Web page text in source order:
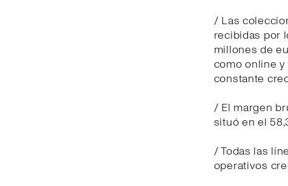
/ Las
recibidas por
millones de
como online
constante
/ El margen
situó en el
/ Todas las
operativos